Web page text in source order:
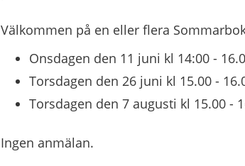
Välkommen på en eller flera
Onsdagen den 11 juni kl 14:00 -
Torsdagen den 26 juni kl 15.00 -
Torsdagen den 7 augusti kl 15.00 -
Ingen anmälan.